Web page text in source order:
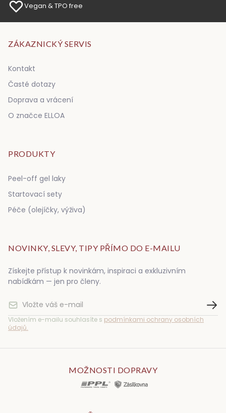
Vegan & TPO free
ZÁKAZNICKÝ SERVIS
Kontakt
Časté dotazy
Doprava a vrácení
O značce ELLOA
PRODUKTY
Peel-off gel laky
Startovací sety
Péče (olejíčky, výživa)
NOVINKY, SLEVY, TIPY PŘÍMO DO E-MAILU
Získejte přístup k novinkám, inspiraci a exkluzivním
nabídkám — jen pro členy.
Vložením e-mailu souhlasíte s podmínkami ochrany osobních
údajů.
MOŽNOSTI DOPRAVY